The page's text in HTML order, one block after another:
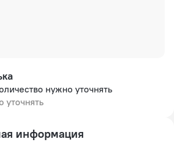
нужно уточнять
уточнять
информация